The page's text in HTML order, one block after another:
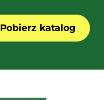
Pobierz katalog